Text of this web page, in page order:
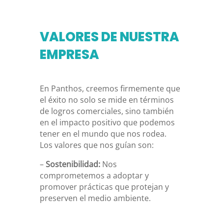
VALORES DE NUESTRA
EMPRESA
En Panthos, creemos firmemente que
el éxito no solo se mide en términos
de logros comerciales, sino también
en el impacto positivo que podemos
tener en el mundo que nos rodea.
Los valores que nos guían son:
–Sostenibilidad:Nos
comprometemos a adoptar y
promover prácticas que protejan y
preserven el medio ambiente.